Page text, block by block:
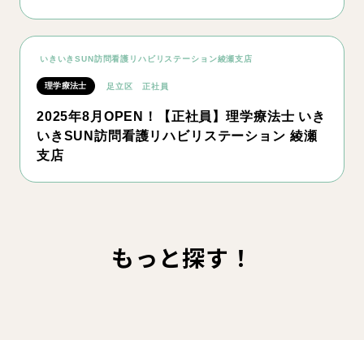
いきいきSUN訪問看護リハビリステーション綾瀬支店
理学療法士 足立区 正社員
2025年8月OPEN！【正社員】理学療法士 いき
いきSUN訪問看護リハビリステーション 綾瀬
支店
もっと探す！